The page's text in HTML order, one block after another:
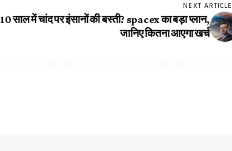
NEXT ARTICLE
10 साल में चांद पर इंसानों की बस्ती? spacex का बड़ा प्लान,
जानिए कितना आएगा खर्च